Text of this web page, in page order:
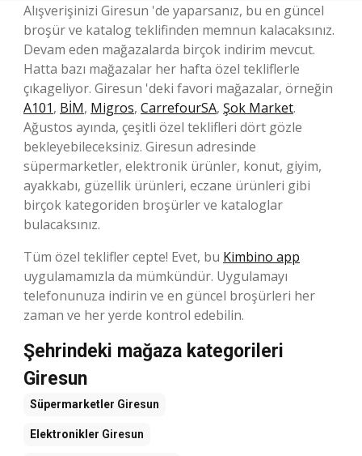
Alışverişinizi Giresun 'de yaparsanız, bu en güncel
broşür ve katalog teklifinden memnun kalacaksınız.
Devam eden mağazalarda birçok indirim mevcut.
Hatta bazı mağazalar her hafta özel tekliflerle
çıkageliyor. Giresun 'deki favori mağazalar, örneğin
A101, BİM, Migros, CarrefourSA, Şok Market.
Ağustos ayında, çeşitli özel teklifleri dört gözle
bekleyebileceksiniz. Giresun adresinde
süpermarketler, elektronik ürünler, konut, giyim,
ayakkabı, güzellik ürünleri, eczane ürünleri gibi
birçok kategoriden broşürler ve kataloglar
bulacaksınız.
Tüm özel teklifler cepte! Evet, bu Kimbino app
uygulamamızla da mümkündür. Uygulamayı
telefonunuza indirin ve en güncel broşürleri her
zaman ve her yerde kontrol edebilin.
Şehrindeki mağaza kategorileri
Giresun
Süpermarketler Giresun
Elektronikler Giresun